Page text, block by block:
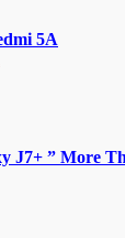
5A
J7+ ” More